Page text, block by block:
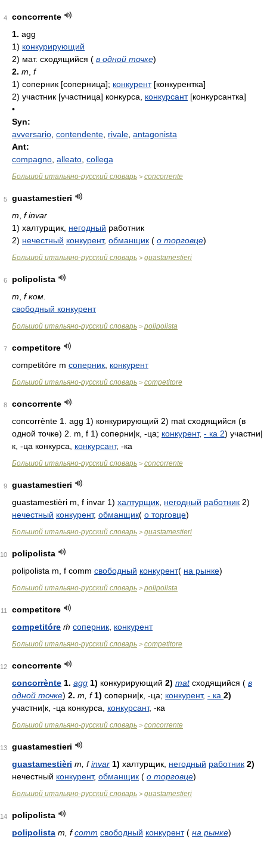
4
concorrente
1. agg
1) конкурирующий
2) мат. сходящийся ( в одной точке)
2. m f
1) соперник [соперница]; конкурент[конкурентка]
2) участник [участница] конкурса, конкурсант[конкурсантка]
•
Syn:
avversario contendente rivale antagonista
Ant:
compagno alleato collega
Большой итальяно-русский словарь > concorrente
5
guastamestieri
m f invar
1) халтурщик, негодный работник
2) нечестный конкурент, обманщик ( о торговце)
Большой итальяно-русский словарь > guastamestieri
6
polipolista
m f ком.
свободный конкурент
Большой итальяно-русский словарь > polipolista
7
competitore
competitóre m соперник конкурент
Большой итальяно-русский словарь > competitore
8
concorrente
concorrènte 1. agg 1) конкурирующий 2) mat сходящийся (в
одной точке) 2. m, f 1) соперни|к, -ца; конкурент, - ка 2) участни|
к, -ца конкурса, конкурсант, -ка
Большой итальяно-русский словарь > concorrente
9
guastamestieri
guastamestièri m, f invar 1) халтурщик негодный работник 2)
нечестный конкурент, обманщик( о торговце)
Большой итальяно-русский словарь > guastamestieri
10
polipolista
polipolista m, f comm свободный конкурент( на рынке)
Большой итальяно-русский словарь > polipolista
11
competitore
competitóre ḿ соперник конкурент
Большой итальяно-русский словарь > competitore
12
concorrente
concorrènte 1. agg 1) конкурирующий 2) mat сходящийся ( в
одной точке) 2. m f 1) соперни|к, -ца; конкурент, - ка 2)
участни|к, -ца конкурса, конкурсант, -ка
Большой итальяно-русский словарь > concorrente
13
guastamestieri
guastamestièri m f invar 1) халтурщик, негодный работник 2)
нечестный конкурент, обманщик ( о торговце)
Большой итальяно-русский словарь > guastamestieri
14
polipolista
polipolista m f comm свободный конкурент( на рынке)